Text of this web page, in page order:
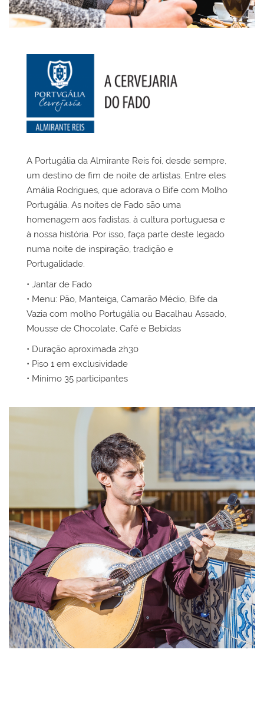
A Portugália da Almirante Reis foi, desde sempre,
um destino de fim de noite de artistas. Entre eles
Amália Rodrigues, que adorava o Bife com Molho
Portugália. As noites de Fado são uma
homenagem aos fadistas, à cultura portuguesa e
à nossa história. Por isso, faça parte deste legado
numa noite de inspiração, tradição e
Portugalidade.
• Jantar de Fado
• Menu: Pão, Manteiga, Camarão Médio, Bife da
Vazia com molho Portugália ou Bacalhau Assado,
Mousse de Chocolate, Café e Bebidas
• Duração aproximada 2h30
• Piso 1 em exclusividade
• Mínimo 35 participantes